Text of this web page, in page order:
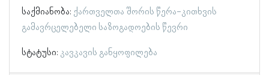
საქმიანობა: ქართველთა შორის წერა-კითხვის
გამავრცელებელი საზოგადოების წევრი
სტატუსი: კავკავის განყოფილება